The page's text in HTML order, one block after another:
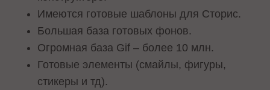
Имеются готовые шаблоны для Сторис.
Большая база готовых фонов.
Огромная база Gif – более 10 млн.
Готовые элементы (смайлы, фигуры,
стикеры и тд).